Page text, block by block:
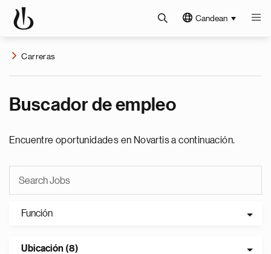
Candean
Carreras
Buscador de empleo
Encuentre oportunidades en Novartis a continuación.
Función
Ubicación (8)